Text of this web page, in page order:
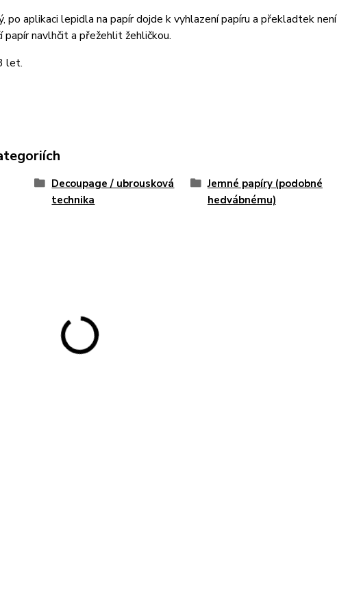
po aplikaci lepidla na papír dojde k vyhlazení papíru a překladtek
papír navlhčit a přežehlit žehličkou.
let.
Decoupage / ubrousková
technika
Jemné papíry (podobné
hedvábnému)